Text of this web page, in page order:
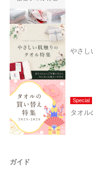
やさし
Special
タオル
ガイド